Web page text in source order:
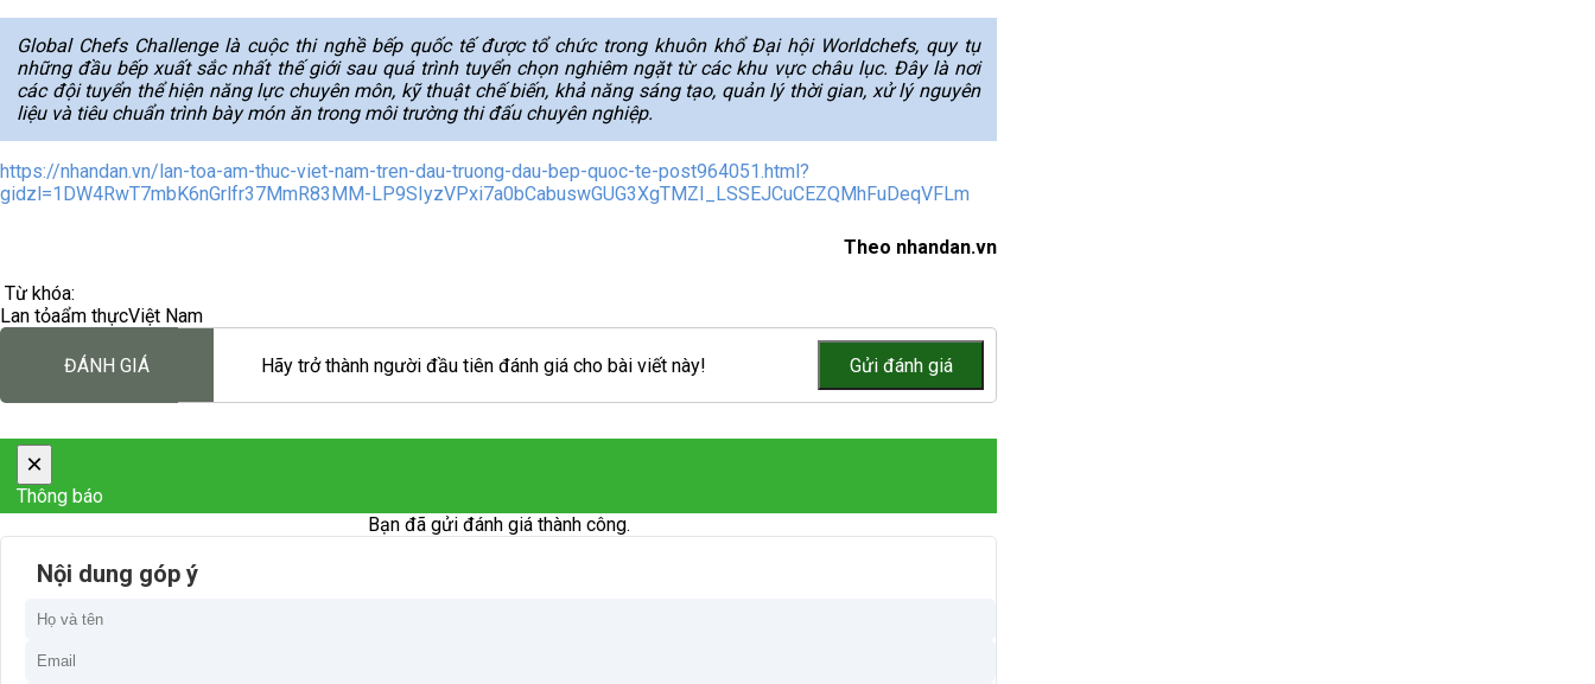
Global Chefs Challenge là cuộc thi nghề bếp quốc tế được tổ chức trong khuôn khổ Đại hội Worldchefs, quy tụ
những đầu bếp xuất sắc nhất thế giới sau quá trình tuyển chọn nghiêm ngặt từ các khu vực châu lục. Đây là nơi
các đội tuyển thể hiện năng lực chuyên môn, kỹ thuật chế biến, khả năng sáng tạo, quản lý thời gian, xử lý nguyên
liệu và tiêu chuẩn trình bày món ăn trong môi trường thi đấu chuyên nghiệp.
https://nhandan.vn/lan-toa-am-thuc-viet-nam-tren-dau-truong-dau-bep-quoc-te-post964051.html?
gidzl=1DW4RwT7mbK6nGrlfr37MmR83MM-LP9SIyzVPxi7a0bCabuswGUG3XgTMZI_LSSEJCuCEZQMhFuDeqVFLm
Theo nhandan.vn
Từ khóa:
Lan tỏaẩm thựcViệt Nam
ĐÁNH GIÁ Hãy trở thành người đầu tiên đánh giá cho bài viết này!
×
Thông báo
Bạn đã gửi đánh giá thành công.
Nội dung góp ý